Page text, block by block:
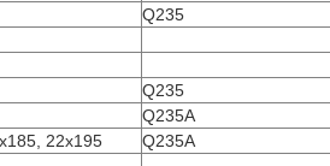
Q235
Q235
Q235A
22x195
Q235A